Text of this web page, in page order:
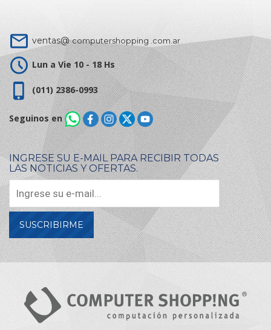
ventas@computershopping .com.ar
Lun a Vie 10 - 18 Hs
(011) 2386-0993
Seguinos en
INGRESE SU E-MAIL PARA RECIBIR TODAS
LAS NOTICIAS Y OFERTAS.
SUSCRIBIRME